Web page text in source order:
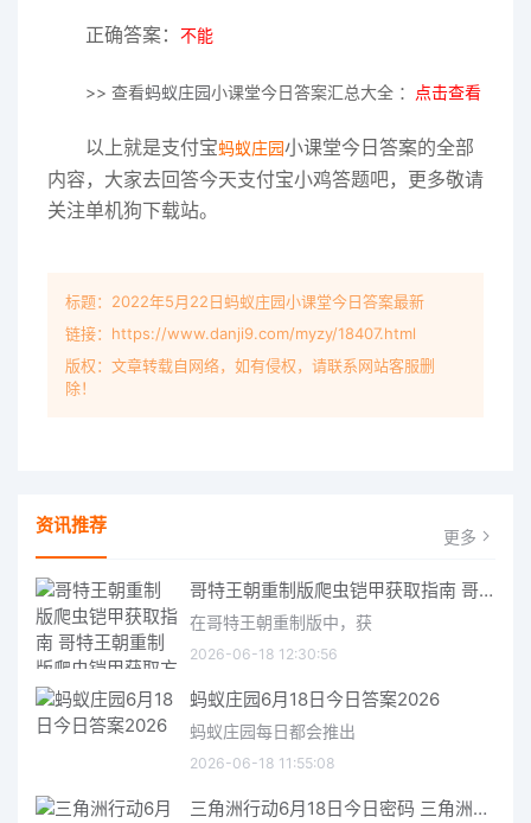
正确答案： 不能
>> 查看蚂蚁庄园小课堂今日答案汇总大全 ： 点击查看
以上就是支付宝蚂蚁庄园小课堂今日答案的全部
内容，大家去回答今天支付宝小鸡答题吧，更多敬请
关注单机狗下载站。
标题：2022年5月22日蚂蚁庄园小课堂今日答案最新
链接：https://www.danji9.com/myzy/18407.html
版权：文章转载自网络，如有侵权，请联系网站客服删
除！
资讯推荐 更多
哥特王朝重制版爬虫铠甲获取指南 哥特王朝重制版爬虫铠甲获取方法
在哥特王朝重制版中，获
2026-06-18 12:30:56
蚂蚁庄园6月18日今日答案2026
蚂蚁庄园每日都会推出
2026-06-18 11:55:08
三角洲行动6月18日今日密码 三角洲行动2026年6月18今日摩斯密码分享